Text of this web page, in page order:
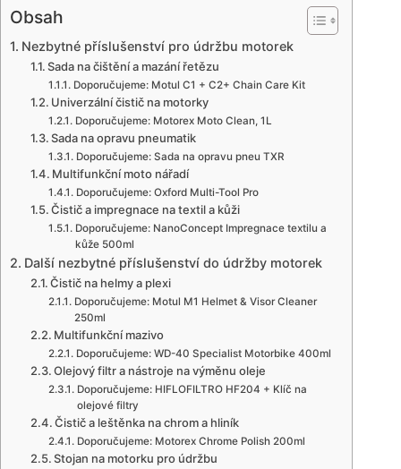
Obsah
Nezbytné příslušenství pro údržbu motorek
Sada na čištění a mazání řetězu
Doporučujeme: Motul C1 + C2+ Chain Care Kit
Univerzální čistič na motorky
Doporučujeme: Motorex Moto Clean, 1L
Sada na opravu pneumatik
Doporučujeme: Sada na opravu pneu TXR
Multifunkční moto nářadí
Doporučujeme: Oxford Multi-Tool Pro
Čistič a impregnace na textil a kůži
Doporučujeme: NanoConcept Impregnace textilu a
kůže 500ml
Další nezbytné příslušenství do údržby motorek
Čistič na helmy a plexi
Doporučujeme: Motul M1 Helmet & Visor Cleaner
250ml
Multifunkční mazivo
Doporučujeme: WD-40 Specialist Motorbike 400ml
Olejový filtr a nástroje na výměnu oleje
Doporučujeme: HIFLOFILTRO HF204 + Klíč na
olejové filtry
Čistič a leštěnka na chrom a hliník
Doporučujeme: Motorex Chrome Polish 200ml
Stojan na motorku pro údržbu